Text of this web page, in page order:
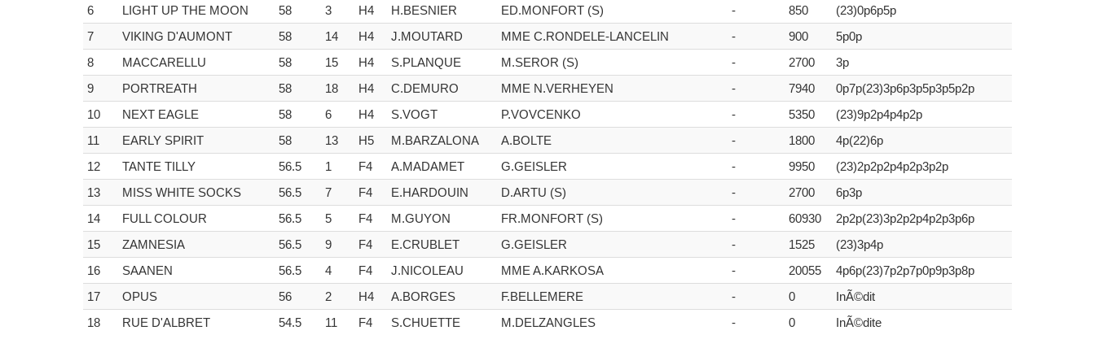
6
LIGHT UP THE MOON 58 3 H4 H.BESNIER ED.MONFORT (S) - 850
(23)0p6p5p
7
VIKING D'AUMONT 58 14 H4 J.MOUTARD MME C.RONDELE-LANCELIN - 900
5p0p
8
MACCARELLU 58 15 H4 S.PLANQUE M.SEROR (S) - 2700
3p
9
PORTREATH 58 18 H4 C.DEMURO MME N.VERHEYEN - 7940
0p7p(23)3p6p3p5p3p5p2p
10
NEXT EAGLE 58 6 H4 S.VOGT P.VOVCENKO - 5350
(23)9p2p4p4p2p
11
EARLY SPIRIT 58 13 H5 M.BARZALONA A.BOLTE - 1800
4p(22)6p
12
TANTE TILLY 56.5 1 F4 A.MADAMET G.GEISLER - 9950
(23)2p2p2p4p2p3p2p
13
MISS WHITE SOCKS 56.5 7 F4 E.HARDOUIN D.ARTU (S) - 2700
6p3p
14
FULL COLOUR 56.5 5 F4 M.GUYON FR.MONFORT (S) - 60930
2p2p(23)3p2p2p4p2p3p6p
15
ZAMNESIA 56.5 9 F4 E.CRUBLET G.GEISLER - 1525
(23)3p4p
16
SAANEN 56.5 4 F4 J.NICOLEAU MME A.KARKOSA - 20055
4p6p(23)7p2p7p0p9p3p8p
17
OPUS 56 2 H4 A.BORGES F.BELLEMERE - 0
InÃ©dit
18
RUE D'ALBRET 54.5 11 F4 S.CHUETTE M.DELZANGLES - 0 InÃ©dite